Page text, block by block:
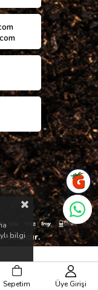
saklıdır.
bilgi
Sepetim Üye Girişi